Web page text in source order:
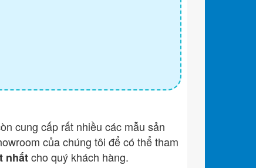
cung cấp rất nhiều các mẫu sản
của chúng tôi để có thể tham
nhấtcho quý khách hàng.